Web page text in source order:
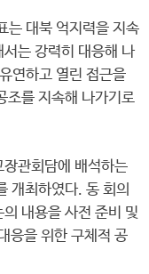
는 대북 억지력을 지속
는 강력히 대응해 나
연하고 열린 접근을
조를 지속해 나가기로
관회담에 배석하는
개최하였다. 동 회의
내용을 사전 준비 및
응을 위한 구체적 공